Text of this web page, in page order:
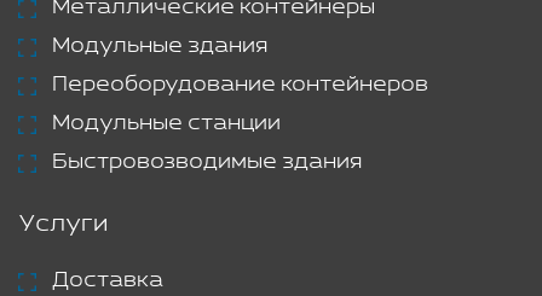
Металлические контейнеры
Модульные здания
Переоборудование контейнеров
Модульные станции
Быстровозводимые здания
Услуги
Доставка